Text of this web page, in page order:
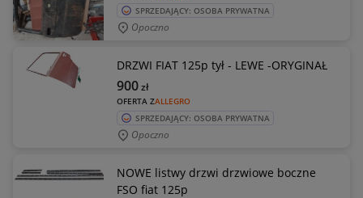
SPRZEDAJĄCY: OSOBA PRYWATNA
Opoczno
DRZWI FIAT 125p tył - LEWE -ORYGINAŁ
OFERTA ZALLEGRO
900zł
SPRZEDAJĄCY: OSOBA PRYWATNA
Opoczno
NOWE listwy drzwi drzwiowe boczne
FSO fiat 125p